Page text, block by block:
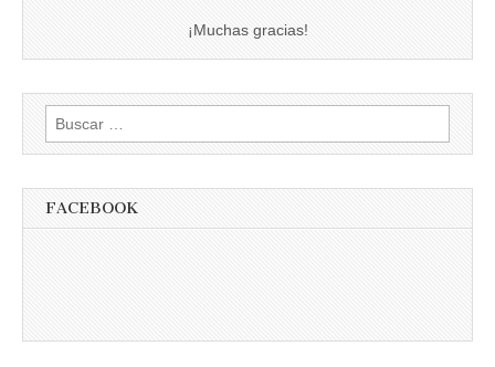
¡Muchas gracias!
Buscar:
FACEBOOK